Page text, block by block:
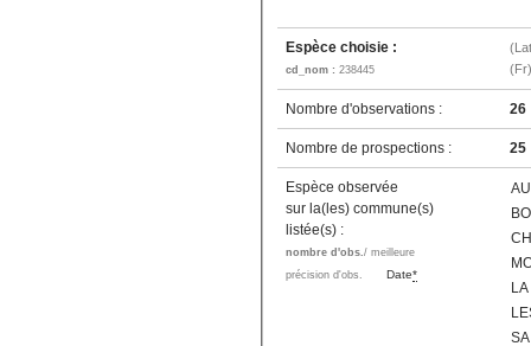
Espèce choisie :
cd_nom : 238445
(Fr)
Nombre d'observations : 26
Nombre de prospections : 25
Espèce observée
sur la(les) commune(s)
listée(s) :
nombre d'obs./ meilleure
précision d'obs.
Date*